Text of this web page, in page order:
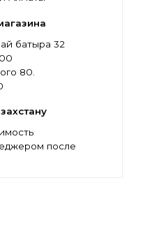
батыра 32
80.
после